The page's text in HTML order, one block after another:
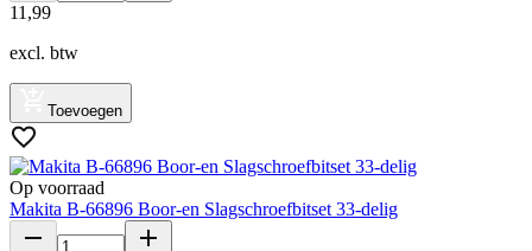
11 ,99
excl. btw
Toevoegen
Op voorraad
Makita B-66896 Boor-en Slagschroefbitset 33-delig